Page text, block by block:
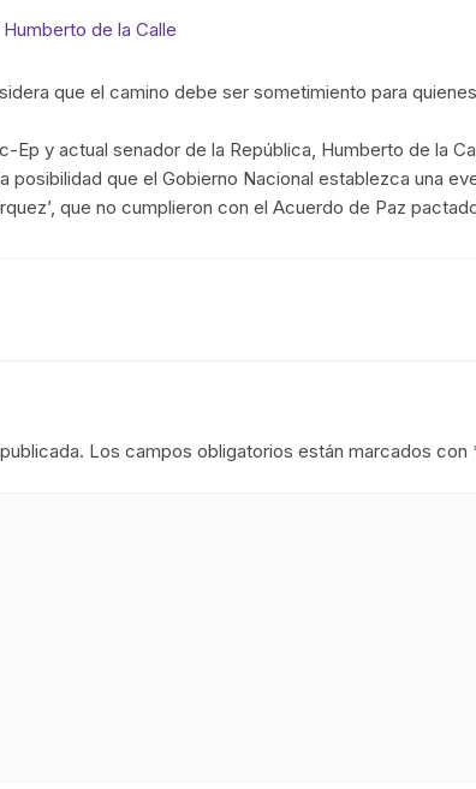
Humberto de la Calle
que el camino debe ser sometimiento para
Ep y actual senador de la República, Humberto de la
posibilidad que el Gobierno Nacional establezca una
que no cumplieron con el Acuerdo de Paz
Los campos obligatorios están marcados con